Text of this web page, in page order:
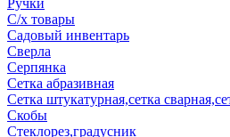
Ручки
С/х товары
Садовый инвентарь
Сверла
Серпянка
Сетка абразивная
Сетка штукатурная,сетка
Скобы
Стеклорез,градусник